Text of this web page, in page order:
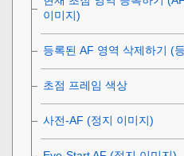
이미지)
등록된 AF 영역 삭제하기 (
초점 프레임 색상
사전-AF (정지 이미지)